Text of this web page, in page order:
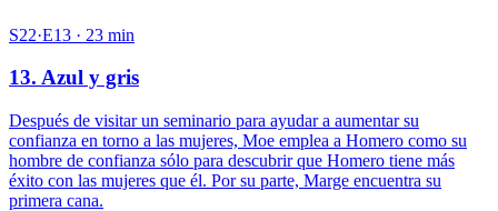
S22·E13 · 23 min
13. Azul y gris
Después de visitar un seminario para ayudar a aumentar su
confianza en torno a las mujeres, Moe emplea a Homero como su
hombre de confianza sólo para descubrir que Homero tiene más
éxito con las mujeres que él. Por su parte, Marge encuentra su
primera cana.